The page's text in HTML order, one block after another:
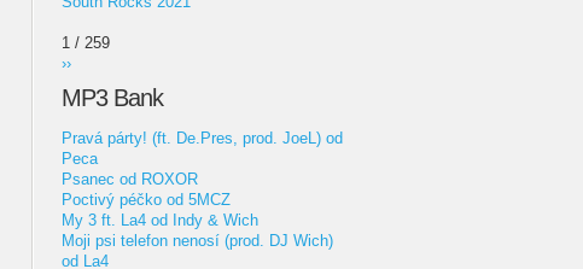
1 / 259
››
MP3 Bank
Pravá párty! (ft. De.Pres, prod. JoeL) od
Peca
Psanec od ROXOR
Poctivý péčko od 5MCZ
My 3 ft. La4 od Indy & Wich
Moji psi telefon nenosí (prod. DJ Wich)
od La4